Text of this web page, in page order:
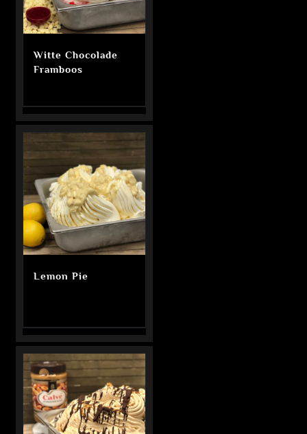
Witte Chocolade
Framboos
Lemon Pie